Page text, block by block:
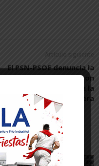
Artículo siguiente
El PSN-PSOE denuncia la
inacción del gobierno con
la educación pública en la
Ribera
Más del autor